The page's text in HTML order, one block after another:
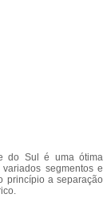
do Sul é uma ótima
segmentos e
princípio a separação